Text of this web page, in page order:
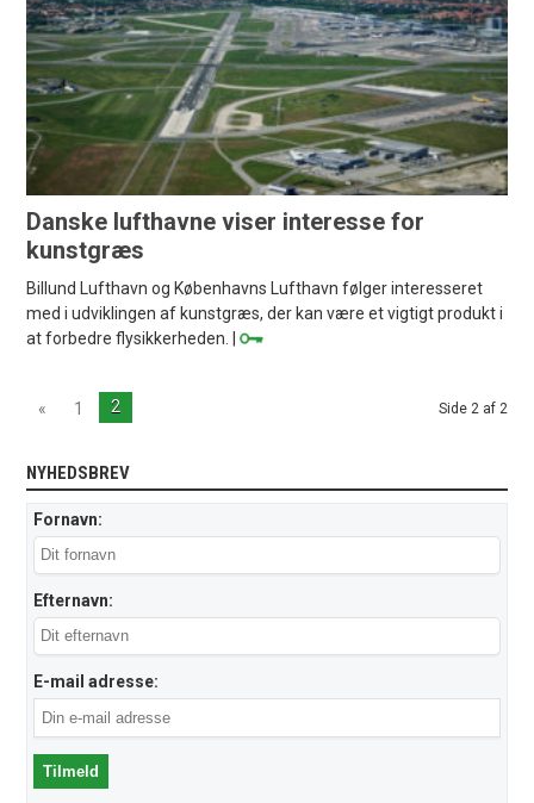
Danske lufthavne viser interesse for
kunstgræs
Billund Lufthavn og Københavns Lufthavn følger interesseret
med i udviklingen af kunstgræs, der kan være et vigtigt produkt i
at forbedre flysikkerheden. |
Side 2 af 2
« 1 2
NYHEDSBREV
Fornavn:
Efternavn:
E-mail adresse: